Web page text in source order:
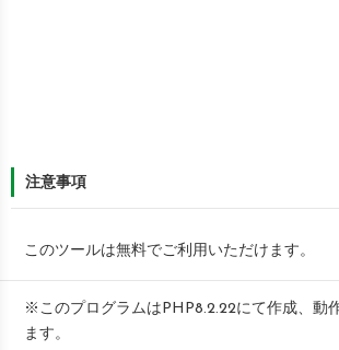
注意事項
このツールは無料でご利用いただけます。
※このプログラムはPHP8.2.22にて作成、動
ます。